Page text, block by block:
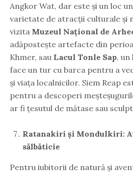
Angkor Wat, dar este și un loc
varietate de atracții culturale și
vizita Muzeul Național de
adăpostește artefacte din
Khmer, sau Lacul Tonle Sap, un
face un tur cu barca pentru a
și viața localnicilor. Siem Reap
pentru a descoperi
ar fi țesutul de mătase sau
Ratanakiri și Mondulkiri:
sălbăticie
Pentru iubitorii de natură și